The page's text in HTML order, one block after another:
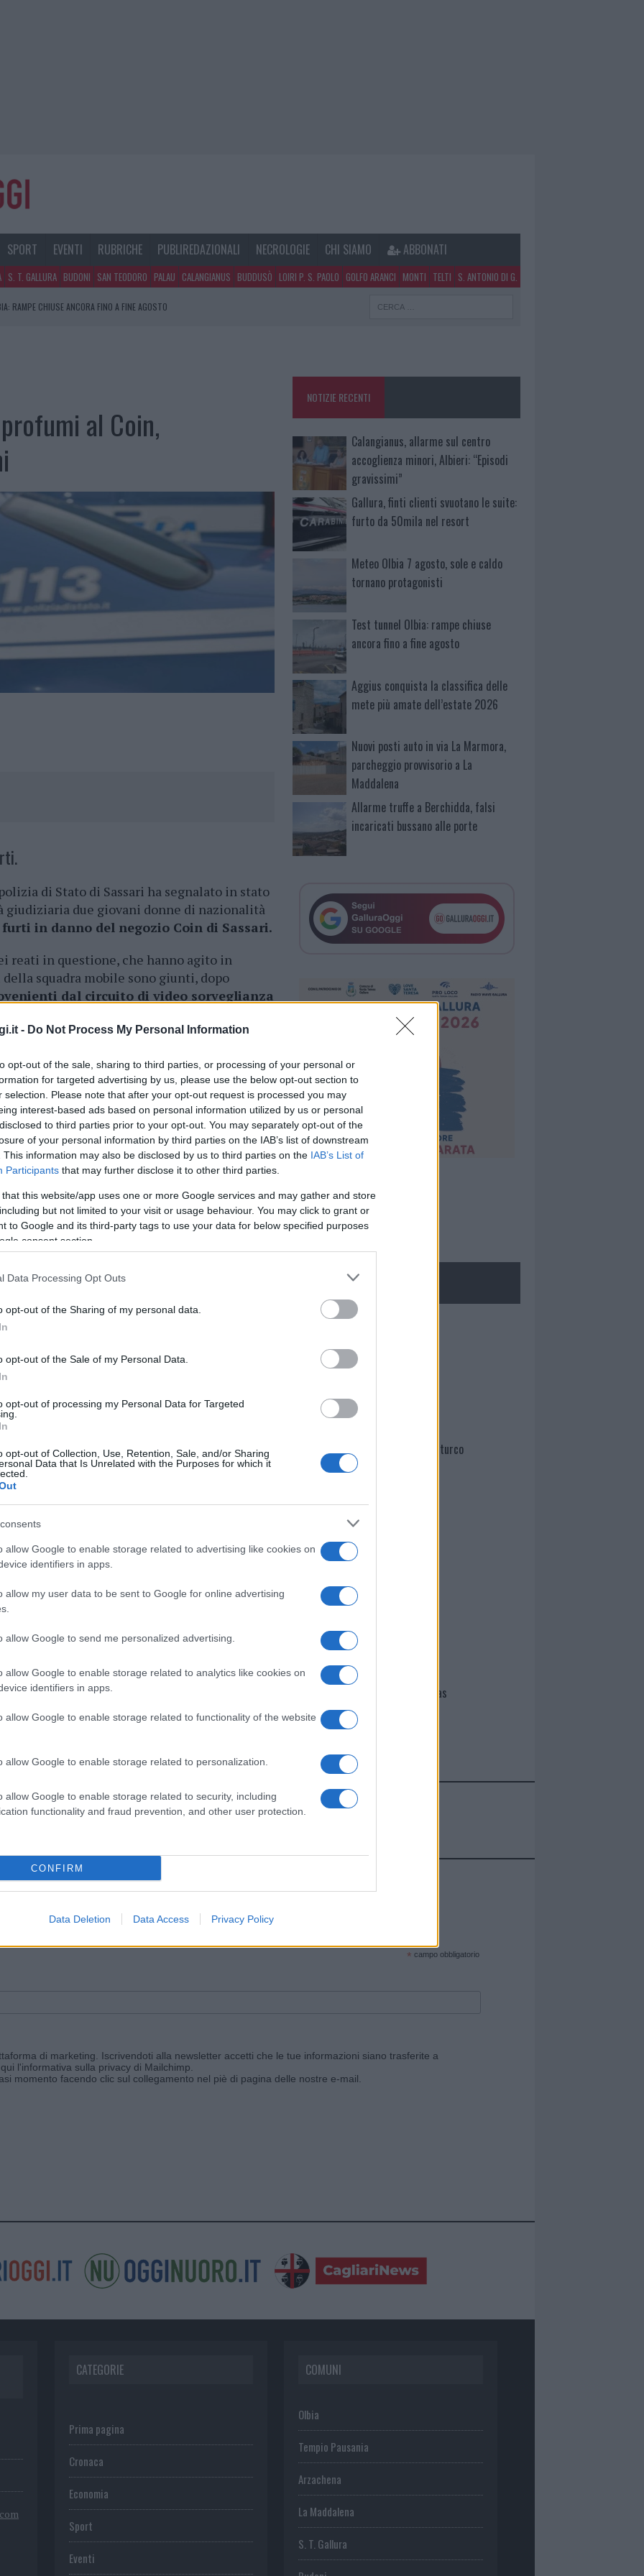
- Do Not Process My Personal Information
opt-out of the sale, sharing to third parties, or processing of your personal or
for targeted advertising by us, please use the below opt-out section to
selection. Please note that after your opt-out request is processed you may
interest-based ads based on personal information utilized by us or personal
to third parties prior to your opt-out. You may separately opt-out of the
of your personal information by third parties on the IAB’s list of downstream
This information may also be disclosed by us to third parties on the IAB’s List of
Participants that may further disclose it to other third parties.
that this website/app uses one or more Google services and may gather and store
but not limited to your visit or usage behaviour. You may click to grant or
to Google and its third-party tags to use your data for below specified purposes
consent section.
Data Processing Opt Outs
opt-out of the Sharing of my personal data.
opt-out of the Sale of my Personal Data.
opt-out of processing my Personal Data for Targeted
opt-out of Collection, Use, Retention, Sale, and/or Sharing
Data that Is Unrelated with the Purposes for which it
allow Google to enable storage related to advertising like cookies on
identifiers in apps.
allow my user data to be sent to Google for online advertising
allow Google to send me personalized advertising.
allow Google to enable storage related to analytics like cookies on
identifiers in apps.
allow Google to enable storage related to functionality of the website
allow Google to enable storage related to personalization.
allow Google to enable storage related to security, including
functionality and fraud prevention, and other user protection.
CONFIRM
Data Deletion Data Access Privacy Policy
SPORT EVENTI RUBRICHE PUBLIREDAZIONALI NECROLOGIE CHI SIAMO ABBONATI
S. T. GALLURA BUDONI SAN TEODORO PALAU CALANGIANUS BUDDUSÒ LOIRI P. S. PAOLO GOLFO ARANCI MONTI TELTI S. ANTONIO DI G.
RAMPE CHIUSE ANCORA FINO A FINE AGOSTO
al Coin,
di Stato di Sassari ha segnalato in stato
due giovani donne di nazionalità
in danno del negozio Coin di Sassari.
reati in questione, che hanno agito in
squadra mobile sono giunti, dopo
dal circuito di video sorveglianza
documentare il modus operandi delle due
la loro attenzione sul reparto profumeria dal
prestigiosi, hanno rubato merce
presentate in negozio come normalissime
esposti e, mentre una delledue si
arrivo di personale addetto al
della Coin ha consentito di rilevare
della denuncia dalla quale
anni, con già a carico diversi precedenti
a quelli sopra descritti, dovranno rispondere
in concorso.
nella sezione
Prossimo articolo
NOTIZIE RECENTI
Calangianus, allarme sul centro
accoglienza minori, Albieri: “Episodi
gravissimi”
Gallura, finti clienti svuotano le suite:
furto da 50mila nel resort
Meteo Olbia 7 agosto, sole e caldo
tornano protagonisti
Test tunnel Olbia: rampe chiuse
ancora fino a fine agosto
Aggius conquista la classifica delle
mete più amate dell’estate 2026
Nuovi posti auto in via La Marmora,
parcheggio provvisorio a La
Maddalena
Allarme truffe a Berchidda, falsi
incaricati bussano alle porte
NECROLOGIE
Martina Agostina Diturco
I nostri cari
I nostri cari
Giovannimaria Cabras
Invia un Comunicato Stampa|Pubblicità|Segnala
e ricevi le nostre email periodiche contenenti le ultime notizie pubblicate sul sito web!
* campo obbligatorio
di marketing. Iscrivendoti alla newsletter accetti che le tue informazioni siano trasferite a
l'informativa sulla privacy di Mailchimp
momento facendo clic sul collegamento nel piè di pagina delle nostre e-mail.
CATEGORIE
Prima pagina
Cronaca
Economia
Sport
Eventi
COMUNI
Olbia
Tempio Pausania
Arzachena
La Maddalena
S. T. Gallura